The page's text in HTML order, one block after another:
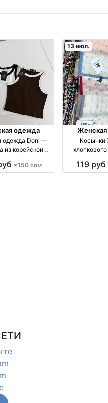
одежда
одежда Doni —
из корейской
производство
≈150 сом
13 июл.
Косынки
119 руб